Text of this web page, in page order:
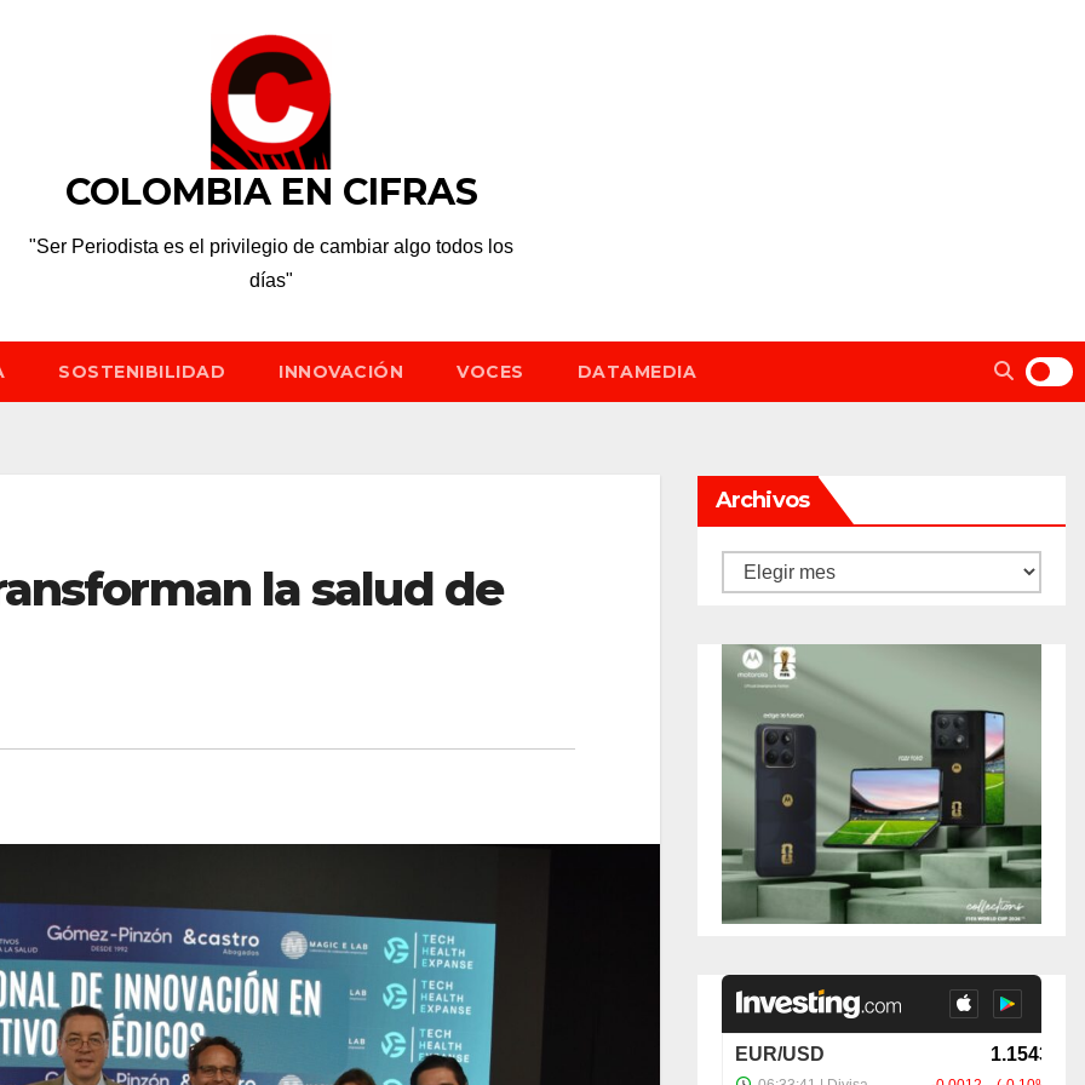
COLOMBIA EN CIFRAS
"Ser Periodista es el privilegio de cambiar algo todos los
días"
SOSTENIBILIDAD INNOVACIÓN VOCES DATAMEDIA
la salud de
Archivos
Archivos